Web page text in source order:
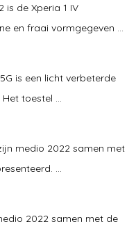
is de Xperia 1 IV
en fraai vormgegeven ...
is een licht verbeterde
toestel ...
medio 2022 samen met
...
2022 samen met de